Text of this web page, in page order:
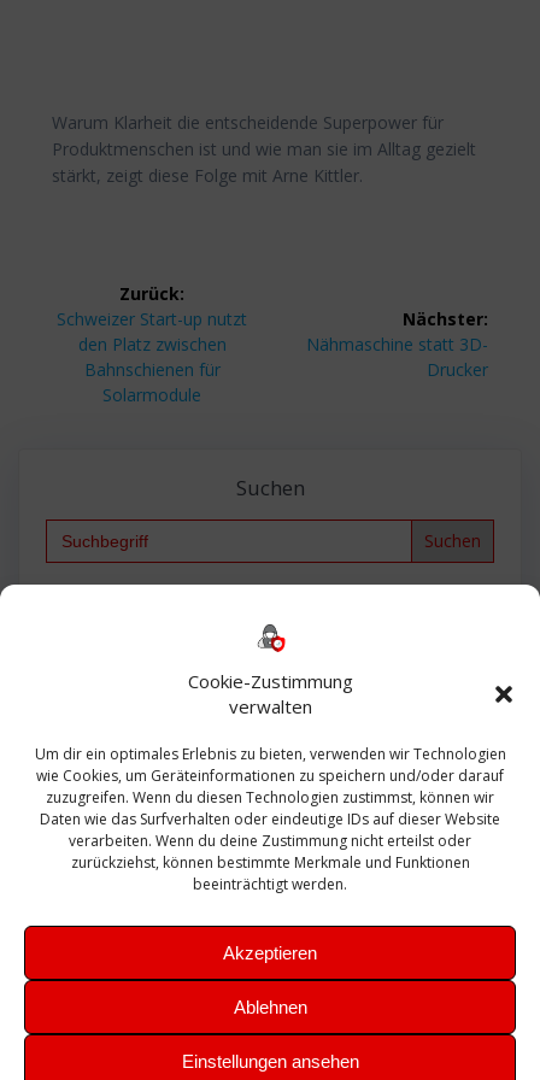
Cookie-Zustimmung
verwalten
Um dir ein optimales Erlebnis zu bieten, verwenden wir Technologien
wie Cookies, um Geräteinformationen zu speichern und/oder darauf
zuzugreifen. Wenn du diesen Technologien zustimmst, können wir
Daten wie das Surfverhalten oder eindeutige IDs auf dieser Website
verarbeiten. Wenn du deine Zustimmung nicht erteilst oder
zurückziehst, können bestimmte Merkmale und Funktionen
beeinträchtigt werden.
Akzeptieren
Ablehnen
Einstellungen ansehen
Warum Klarheit die entscheidende Superpower für
Produktmenschen ist und wie man sie im Alltag gezielt
stärkt, zeigt diese Folge mit Arne Kittler.
Beitragsnavigation
Zurück:
Vorheriger
Beitrag:
Schweizer Start-up nutzt
den Platz zwischen
Bahnschienen für
Solarmodule
Nächster:
Nächster
Nähmaschine statt 3D-
Drucker
Suchen
Search
Bautagebuch
Exchange firewall Fritzbox
Microsoft
Sanierung SBS Security Server Sicherheit
Sicherung SIEM Sophos SSL Ubuntu
Update Upgrade UTM VCenter VCSA Veeam
VMWare VPN WAZUH Windows
Zertifikat
Theme